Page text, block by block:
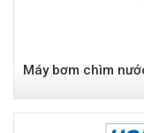
Máy bơm chìm